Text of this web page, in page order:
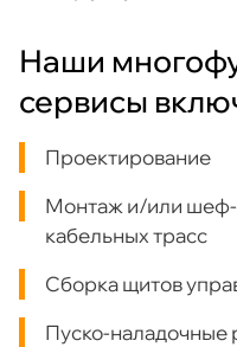
Наши
сервисы
Проектирование
Монтаж и/или шеф-
кабельных трасс
Сборка щитов
Пуско-наладочные